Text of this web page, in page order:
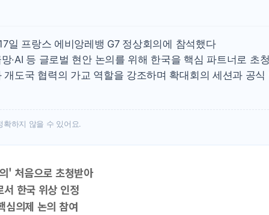
한
[뉴
대
김
일 프랑스 에비앙레뱅 G7 정상회의에 참석했다
·AI 등 글로벌 현안 논의를 위해 한국을 핵심 파트너로 초
개도국 협력의 가교 역할을 강조하며 확대회의 세션과 공식
확하지 않을 수 있어요.
' 처음으로 초청받아
한국 위상 인정
심의제 논의 참여